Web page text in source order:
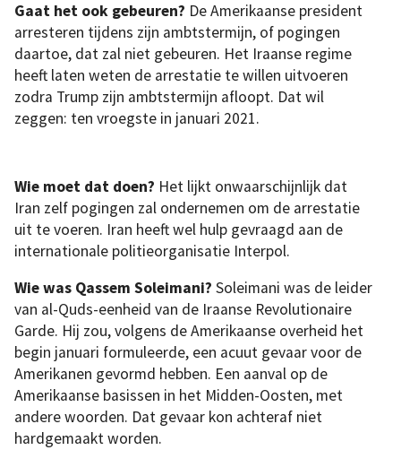
Gaat het ook gebeuren? De Amerikaanse president
arresteren tijdens zijn ambtstermijn, of pogingen
daartoe, dat zal niet gebeuren. Het Iraanse regime
heeft laten weten de arrestatie te willen uitvoeren
zodra Trump zijn ambtstermijn afloopt. Dat wil
zeggen: ten vroegste in januari 2021.
Wie moet dat doen? Het lijkt onwaarschijnlijk dat
Iran zelf pogingen zal ondernemen om de arrestatie
uit te voeren. Iran heeft wel hulp gevraagd aan de
internationale politieorganisatie Interpol.
Wie was Qassem Soleimani? Soleimani was de leider
van al-Quds-eenheid van de Iraanse Revolutionaire
Garde. Hij zou, volgens de Amerikaanse overheid het
begin januari formuleerde, een acuut gevaar voor de
Amerikanen gevormd hebben. Een aanval op de
Amerikaanse basissen in het Midden-Oosten, met
andere woorden. Dat gevaar kon achteraf niet
hardgemaakt worden.